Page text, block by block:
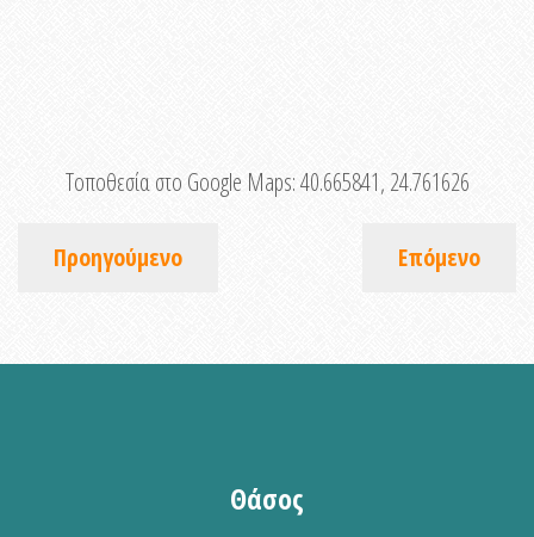
Τοποθεσία στο Google Maps:40.665841, 24.761626
Προηγούμενο Επόμενο
Θάσος